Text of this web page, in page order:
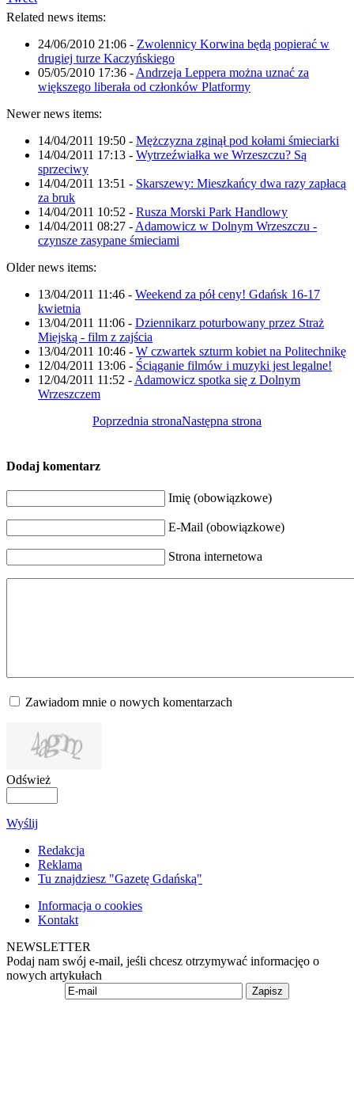
Related news items:
24/06/2010 21:06 - Zwolennicy Korwina będą popierać w
drugiej turze Kaczyńskiego
05/05/2010 17:36 - Andrzeja Leppera można uznać za
większego liberała od członków Platformy
Newer news items:
14/04/2011 19:50 - Mężczyzna zginął pod kołami śmieciarki
14/04/2011 17:13 - Wytrzeźwiałka we Wrzeszczu? Są
sprzeciwy
14/04/2011 13:51 - Skarszewy: Mieszkańcy dwa razy zapłacą
za bruk
14/04/2011 10:52 - Rusza Morski Park Handlowy
14/04/2011 08:27 - Adamowicz w Dolnym Wrzeszczu -
czynsze zasypane śmieciami
Older news items:
13/04/2011 11:46 - Weekend za pół ceny! Gdańsk 16-17
kwietnia
13/04/2011 11:06 - Dziennikarz poturbowany przez Straż
Miejską - film z zajścia
13/04/2011 10:46 - W czwartek szturm kobiet na Politechnikę
12/04/2011 13:06 - Ściąganie filmów i muzyki jest legalne!
12/04/2011 11:52 - Adamowicz spotka się z Dolnym
Wrzeszczem
Poprzednia stronaNastępna strona
Dodaj komentarz
Imię (obowiązkowe)
E-Mail (obowiązkowe)
Strona internetowa
Zawiadom mnie o nowych komentarzach
Odśwież
Wyślij
Redakcja
Reklama
Tu znajdziesz "Gazetę Gdańską"
Informacja o cookies
Kontakt
NEWSLETTER
Podaj nam swój e-mail, jeśli chcesz otrzymywać informacjęo o
nowych artykułach
Zapisz